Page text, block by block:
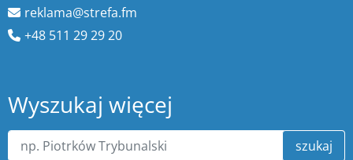
reklama@strefa.fm
+48 511 29 29 20
Wyszukaj więcej
szukaj